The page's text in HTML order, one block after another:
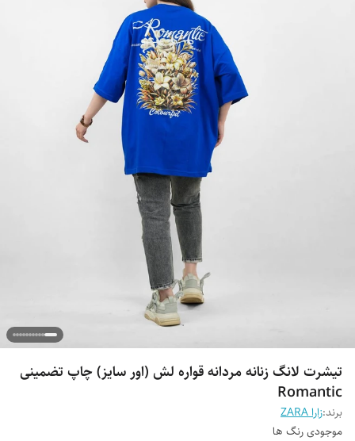
تیشرت لانگ زنانه مردانه قواره لش (اور سایز) چاپ تضمینی
Romantic
برند:زارا ZARA
موجودی رنگ ها